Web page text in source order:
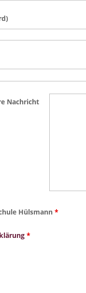
Nachricht
Hülsmann *
*